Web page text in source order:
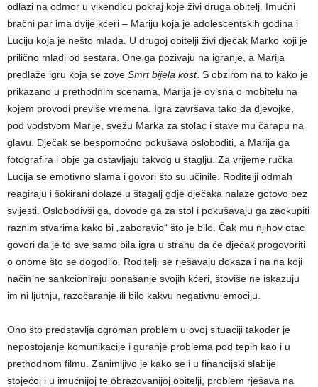
odlazi na odmor u vikendicu pokraj koje živi druga obitelj. Imućni
bračni par ima dvije kćeri – Mariju koja je adolescentskih godina i
Luciju koja je nešto mlađa. U drugoj obitelji živi dječak Marko koji je
prilično mlađi od sestara. One ga pozivaju na igranje, a Marija
predlaže igru koja se zove Smrt bijela kost. S obzirom na to kako je
prikazano u prethodnim scenama, Marija je ovisna o mobitelu na
kojem provodi previše vremena. Igra završava tako da djevojke,
pod vodstvom Marije, svežu Marka za stolac i stave mu čarapu na
glavu. Dječak se bespomoćno pokušava osloboditi, a Marija ga
fotografira i obje ga ostavljaju takvog u štaglju. Za vrijeme ručka
Lucija se emotivno slama i govori što su učinile. Roditelji odmah
reagiraju i šokirani dolaze u štagalj gdje dječaka nalaze gotovo bez
svijesti. Oslobodivši ga, dovode ga za stol i pokušavaju ga zaokupiti
raznim stvarima kako bi „zaboravio“ što je bilo. Čak mu njihov otac
govori da je to sve samo bila igra u strahu da će dječak progovoriti
o onome što se dogodilo. Roditelji se rješavaju dokaza i na na koji
način ne sankcioniraju ponašanje svojih kćeri, štoviše ne iskazuju
im ni ljutnju, razočaranje ili bilo kakvu negativnu emociju.
Ono što predstavlja ogroman problem u ovoj situaciji također je
nepostojanje komunikacije i guranje problema pod tepih kao i u
prethodnom filmu. Zanimljivo je kako se i u financijski slabije
stojećoj i u imućnijoj te obrazovanijoj obitelji, problem rješava na